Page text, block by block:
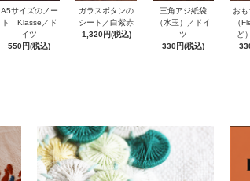
A5サイズのノー
ト Klasse／ド
イツ
550円(税込)
ガラスボタンの
シート／白紫赤
1,320円(税込)
三角アジ紙袋
（水玉）／ドイ
ツ
330円(税込)
お
（
ど